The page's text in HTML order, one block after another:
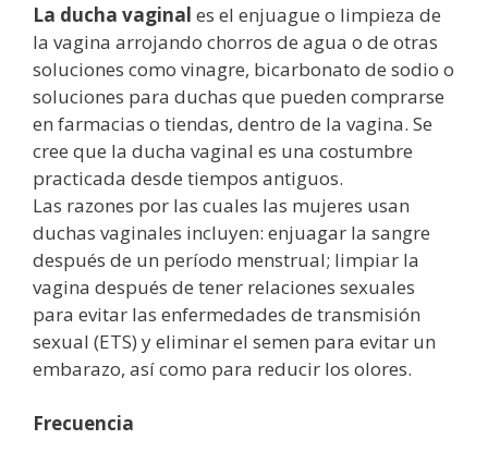
La ducha vaginal es el enjuague o limpieza de
la vagina arrojando chorros de agua o de otras
soluciones como vinagre, bicarbonato de sodio o
soluciones para duchas que pueden comprarse
en farmacias o tiendas, dentro de la vagina. Se
cree que la ducha vaginal es una costumbre
practicada desde tiempos antiguos.
Las razones por las cuales las mujeres usan
duchas vaginales incluyen: enjuagar la sangre
después de un período menstrual; limpiar la
vagina después de tener relaciones sexuales
para evitar las enfermedades de transmisión
sexual (ETS) y eliminar el semen para evitar un
embarazo, así como para reducir los olores.
Frecuencia